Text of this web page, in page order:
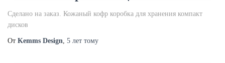
Сделано на заказ. Кожаный кофр коробка для хранения компакт
дисков
От Kemms Design 5 лет тому